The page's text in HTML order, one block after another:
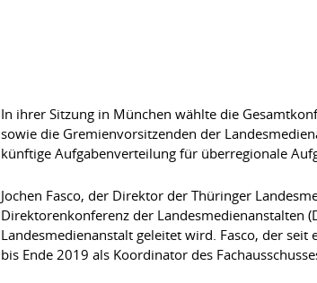
In ihrer Sitzung in München wählte die
sowie die Gremienvorsitzenden der
künftige Aufgabenverteilung für überregionale
Jochen Fasco, der Direktor der Thüringer
Direktorenkonferenz der Landesmedienanstalten
Landesmedienanstalt geleitet wird. Fasco, der
bis Ende 2019 als Koordinator des